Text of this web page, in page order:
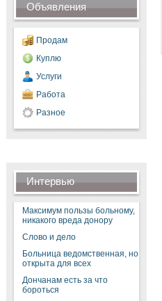
Объявления
Продам
Куплю
Услуги
Работа
Разное
Интервью
Максимум пользы больному,
никакого вреда донору
Слово и дело
Больница ведомственная, но
открыта для всех
Дончанам есть за что
бороться